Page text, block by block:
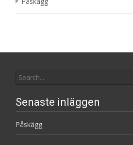
for:
Senaste inläggen
Påskägg